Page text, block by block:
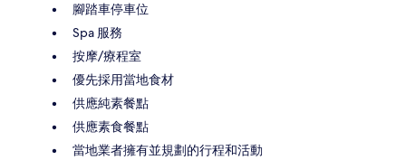
腳踏車停車位
Spa 服務
按摩/療程室
優先採用當地食材
供應純素餐點
供應素食餐點
當地業者擁有並規劃的行程和活動